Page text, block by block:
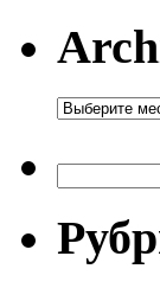
Archives